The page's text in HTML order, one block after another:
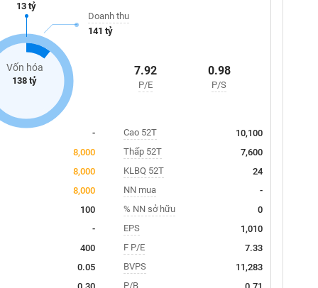
Vốn hóa
138 tỷ
13 tỷ
Doanh thu
141 tỷ
7.92
P/E
0.98
P/S
-
8,000
8,000
8,000
100
-
400
0.05
0.30
Cao 52T
10,100
Thấp 52T
7,600
KLBQ 52T
24
NN mua
-
% NN sở hữu
0
EPS
1,010
F P/E
7.33
BVPS
11,283
P/B
0.71